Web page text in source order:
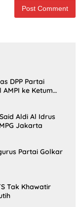
DPP Partai
ke Ketum
Aldi Al Idrus
Jakarta
Partai Golkar
Tak Khawatir